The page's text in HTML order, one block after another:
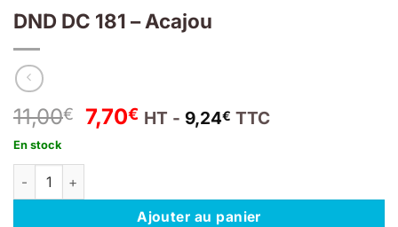
DND DC 181 – Acajou
11,00€
Le
prix
11,00€.
7,70€Le
7,70€.
HT - 9,24€ TTC
En stock
quantité de DND DC 181 - Acajou
Ajouter au panier